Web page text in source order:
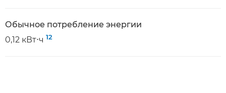
Обычное потребление энергии
0,12 кВт⋅ч 12